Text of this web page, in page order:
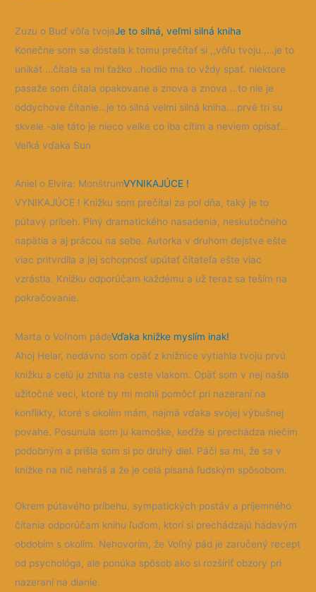
Zuzu o Buď vôľa tvojaJe to silná, veľmi silná kniha
Konečne som sa dostala k tomu prečítať si ,,vôľu tvoju.,…je to
unikát …čítala sa mi ťažko ..hodilo ma to vždy spať. niektore
pasaže som čítala opakovane a znova a znova …to nie je
oddychove čítanie…je to silná velmi silná kniha….prvé tri su
skvele -ale táto je nieco velke co iba cítim a neviem opísať…
Veľká vďaka Sun
Aniel o Elvíra: MonštrumVYNIKAJÚCE !
VYNIKAJÚCE ! Knižku som prečítal za pol dňa, taký je to
pútavý príbeh. Plný dramatického nasadenia, neskutočného
napätia a aj prácou na sebe. Autorka v druhom dejstve ešte
viac pritvrdila a jej schopnosť upútať čitateľa ešte viac
vzrástla. Knižku odporúčam každému a už teraz sa teším na
pokračovanie.
Marta o Voľnom pádeVďaka knižke myslím inak!
Ahoj Helar, nedávno som opäť z knižnice vytiahla tvoju prvú
knižku a celú ju zhltla na ceste vlakom. Opäť som v nej našla
užitočné veci, ktoré by mi mohli pomôcť pri nazeraní na
konflikty, ktoré s okolím mám, najmä vďaka svojej výbušnej
povahe. Posunula som ju kamoške, keďže si prechádza niečím
podobným a prišla som si po druhý diel. Páči sa mi, že sa v
knižke na nič nehráš a že je celá písaná ľudským spôsobom.
Okrem pútavého príbehu, sympatických postáv a príjemného
čítania odporúčam knihu ľuďom, ktorí si prechádzajú hádavým
obdobím s okolím. Nehovorím, že Voľný pád je zaručený recept
od psychológa, ale ponúka spôsob ako si rozšíriť obzory pri
nazeraní na dianie.